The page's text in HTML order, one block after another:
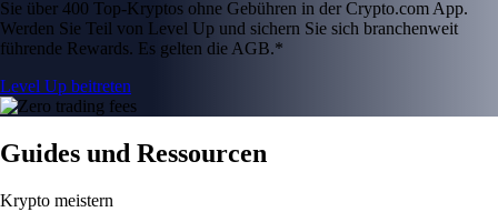
Sie über 400 Top-Kryptos ohne Gebühren in der Crypto.com App.
Werden Sie Teil von Level Up und sichern Sie sich branchenweit
führende Rewards. Es gelten die AGB.*
Level Up beitreten
Guides und Ressourcen
Krypto meistern